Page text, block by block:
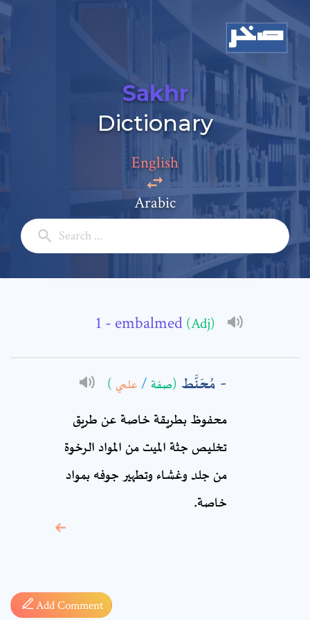
Sakhr
Dictionary
English
Arabic
- embalmed (Adj)
مُحَنَّط (صفة / علمي )
محفوظ بطريقة خاصة عن طريق
تخليص جثة الميت من المواد الرخوة
من جلد وغشاء وتطهير جوفه بمواد
خاصة.
Add Comment
Add a comment
Full Name: *
* sign, it means are